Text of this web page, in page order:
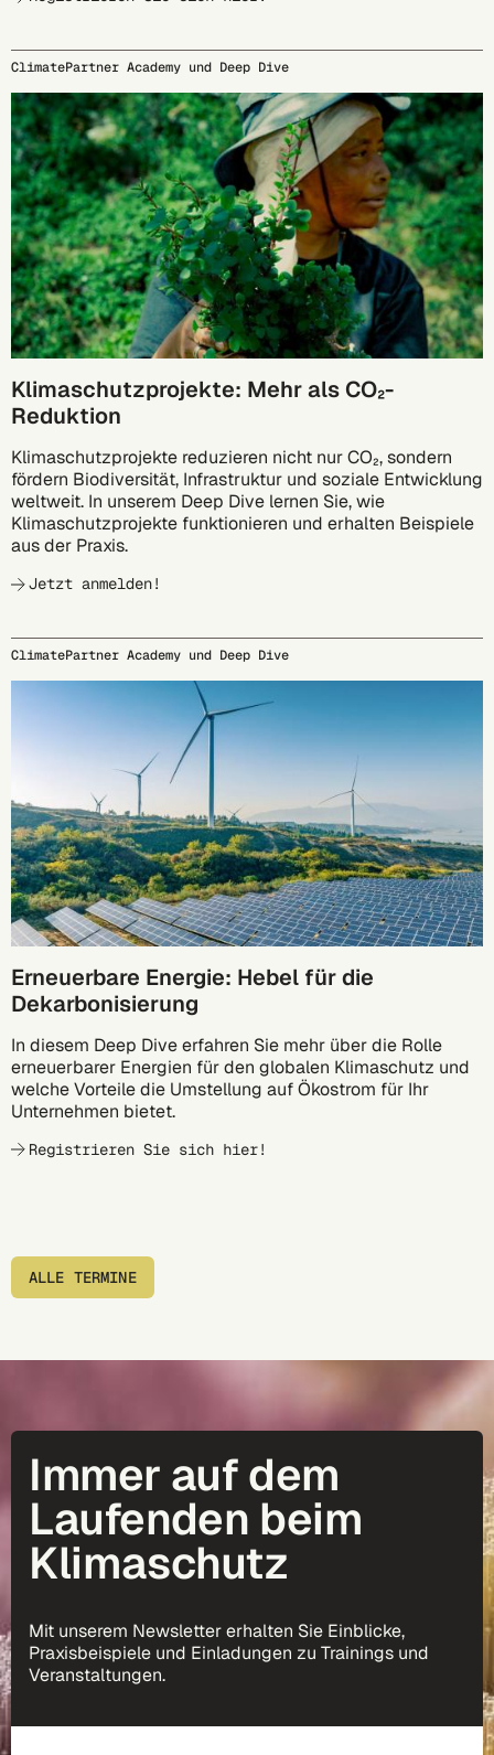
ClimatePartner Academy und Deep Dive
29.09.
Klimaschutzprojekte: Mehr als CO₂-
Reduktion
Klimaschutzprojekte reduzieren nicht nur CO₂, sondern
fördern Biodiversität, Infrastruktur und soziale Entwicklung
weltweit. In unserem Deep Dive lernen Sie, wie
Klimaschutzprojekte funktionieren und erhalten Beispiele
aus der Praxis.
Jetzt anmelden!
ClimatePartner Academy und Deep Dive
27.10.
Erneuerbare Energie: Hebel für die
Dekarbonisierung
In diesem Deep Dive erfahren Sie mehr über die Rolle
erneuerbarer Energien für den globalen Klimaschutz und
welche Vorteile die Umstellung auf Ökostrom für Ihr
Unternehmen bietet.
Registrieren Sie sich hier!
ALLE TERMINE
Immer auf dem
Laufenden beim
Klimaschutz
Mit unserem Newsletter erhalten Sie Einblicke,
Praxisbeispiele und Einladungen zu Trainings und
Veranstaltungen.